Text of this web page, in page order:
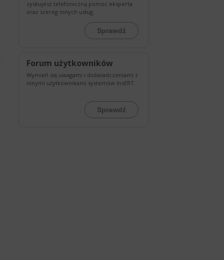
zyskujesz telefoniczną pomoc eksperta
oraz szereg innych usług.
Sprawdź
Forum użytkowników
Wymień się uwagami i doświadczeniami z
innymi użytkownikami systemów InsERT.
Sprawdź